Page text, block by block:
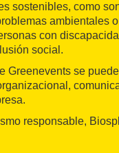
sostenibles, como
ambientales
con
social.
Greenevents se
responsable,